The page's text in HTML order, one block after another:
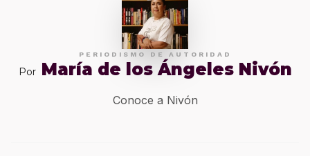
PERIODISMO DE AUTORIDAD
Por María de los Ángeles Nivón
Conoce a Nivón